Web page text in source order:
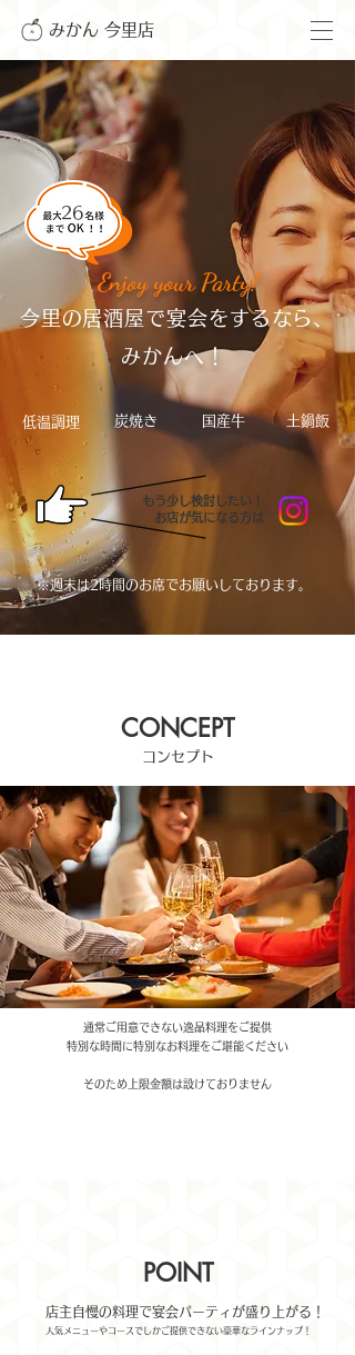
みかん 今里店
​26
Enjoy your Party!
今里の居酒屋で宴会をするなら、
みかんへ！
​低温調理 炭焼き 国産牛 土鍋飯
もう少し検討したい！
お店が気になる方は
※週末は2時間のお席でお願いしております。
CONCEPT
​コンセプト
通常ご用意できない逸品料理をご提供
特別な時間に特別なお料理をご堪能ください
​そのため上限金額は設けておりません
POINT
​店主自慢の料理で宴会パーティが盛り上がる！​
​人気メニューやコースでしかご提供できない豪華なラインナップ！